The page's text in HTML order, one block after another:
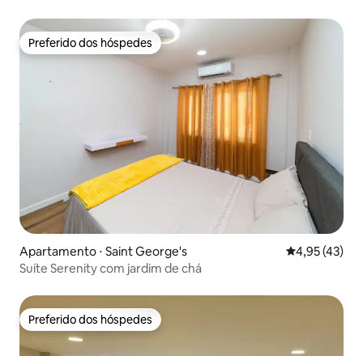
Preferido dos hóspedes
Preferido dos hóspedes
Apartamento ⋅ Saint George's 4,95 de uma
4,95 (43)
Suíte Serenity com jardim de chá
Preferido dos hóspedes
Preferido dos hóspedes